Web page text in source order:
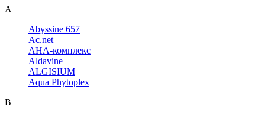
A
Abyssine 657
Ac.net
AHA-комплекс
Aldavine
ALGISIUM
Aqua Phytoplex
B